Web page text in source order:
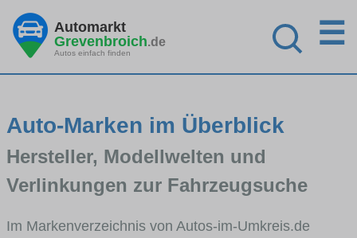
Automarkt
Grevenbroich.de
Autos einfach finden
☰
Auto-Marken im Überblick
Hersteller, Modellwelten und
Verlinkungen zur Fahrzeugsuche
Im Markenverzeichnis von Autos-im-Umkreis.de